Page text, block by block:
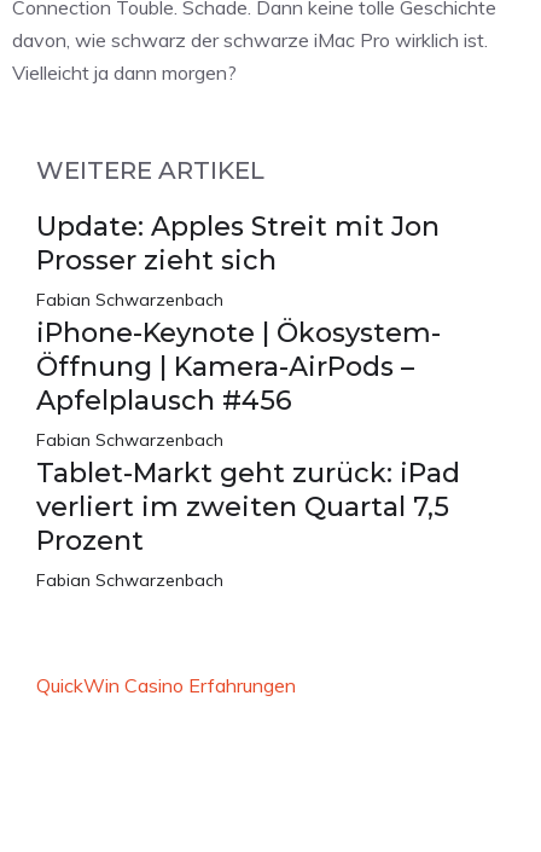
Connection Touble. Schade. Dann keine tolle Geschichte
davon, wie schwarz der schwarze iMac Pro wirklich ist.
Vielleicht ja dann morgen?
WEITERE ARTIKEL
Update: Apples Streit mit Jon
Prosser zieht sich
Fabian Schwarzenbach
iPhone-Keynote | Ökosystem-
Öffnung | Kamera-AirPods –
Apfelplausch #456
Fabian Schwarzenbach
Tablet-Markt geht zurück: iPad
verliert im zweiten Quartal 7,5
Prozent
Fabian Schwarzenbach
QuickWin Casino Erfahrungen